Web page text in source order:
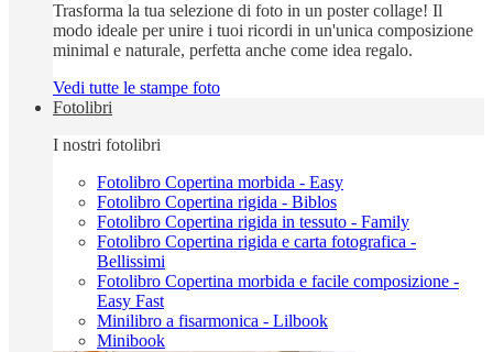
Trasforma la tua selezione di foto in un poster collage! Il
modo ideale per unire i tuoi ricordi in un'unica composizione
minimal e naturale, perfetta anche come idea regalo.
Vedi tutte le stampe foto
Fotolibri
I nostri fotolibri
Fotolibro Copertina morbida - Easy
Fotolibro Copertina rigida - Biblos
Fotolibro Copertina rigida in tessuto - Family
Fotolibro Copertina rigida e carta fotografica -
Bellissimi
Fotolibro Copertina morbida e facile composizione -
Easy Fast
Minilibro a fisarmonica - Lilbook
Minibook